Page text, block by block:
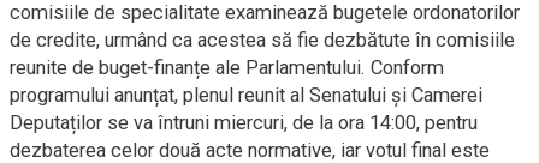
comisiile de specialitate examinează bugetele ordonatorilor
de credite, urmând ca acestea să fie dezbătute în comisiile
reunite de buget-finanțe ale Parlamentului. Conform
programului anunțat, plenul reunit al Senatului și Camerei
Deputaților se va întruni miercuri, de la ora 14:00, pentru
dezbaterea celor două acte normative, iar votul final este